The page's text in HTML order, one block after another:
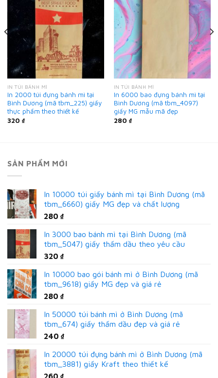
IN TÚI BÁNH MÌ
In 2000 túi đựng bánh mì tại
Bình Dương (mã tbm_225) giấy
thực phẩm theo thiết kế
320 ₫
IN TÚI BÁNH MÌ
In 6000 bao đựng bánh mì tại
Bình Dương (mã tbm_4097)
giấy MG mẫu mã đẹp
280 ₫
SẢN PHẨM MỚI
In 10000 túi giấy bánh mì tại Bình Dương (mã
tbm_6660) giấy MG đẹp và chất lượng
280 ₫
In 3000 bao bánh mì tại Bình Dương (mã
tbm_5047) giấy thấm dầu theo yêu cầu
320 ₫
In 10000 bao gói bánh mì ở Bình Dương (mã
tbm_9618) giấy MG đẹp và giá rẻ
280 ₫
In 50000 túi bánh mì ở Bình Dương (mã
tbm_674) giấy thấm dầu đẹp và giá rẻ
240 ₫
In 20000 túi đựng bánh mì ở Bình Dương (mã
tbm_3881) giấy Kraft theo thiết kế
260 ₫